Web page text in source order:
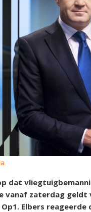
dat
vanaf zaterdag geldt
Elbers reageerde